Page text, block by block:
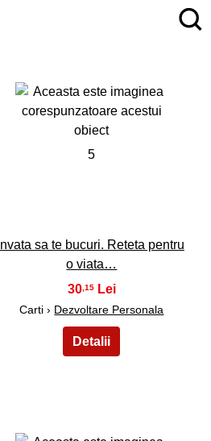
5
Invata sa te bucuri. Reteta pentru
o viata…
30,15
Carti › Dezvoltare Personala